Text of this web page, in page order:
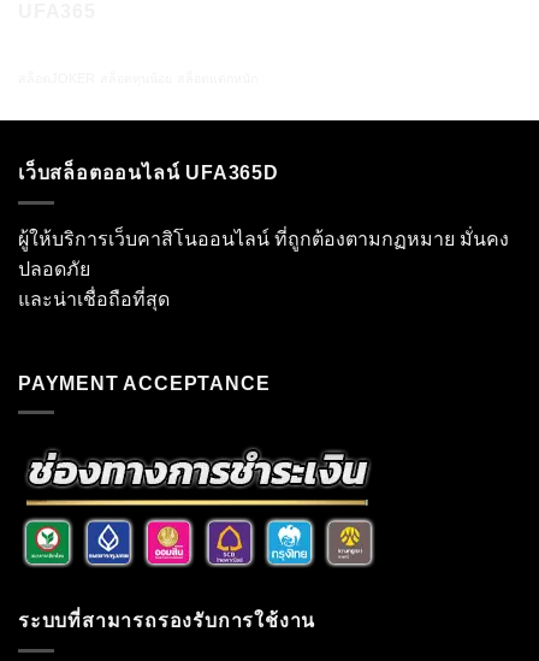
เว็บสล็อตออนไลน์ UFA365D
ผู้ให้บริการเว็บคาสิโนออนไลน์ ที่ถูกต้องตามกฏหมาย มั่นคง
ปลอดภัย
และน่าเชื่อถือที่สุด
PAYMENT ACCEPTANCE
ระบบที่สามารถรองรับการใช้งาน